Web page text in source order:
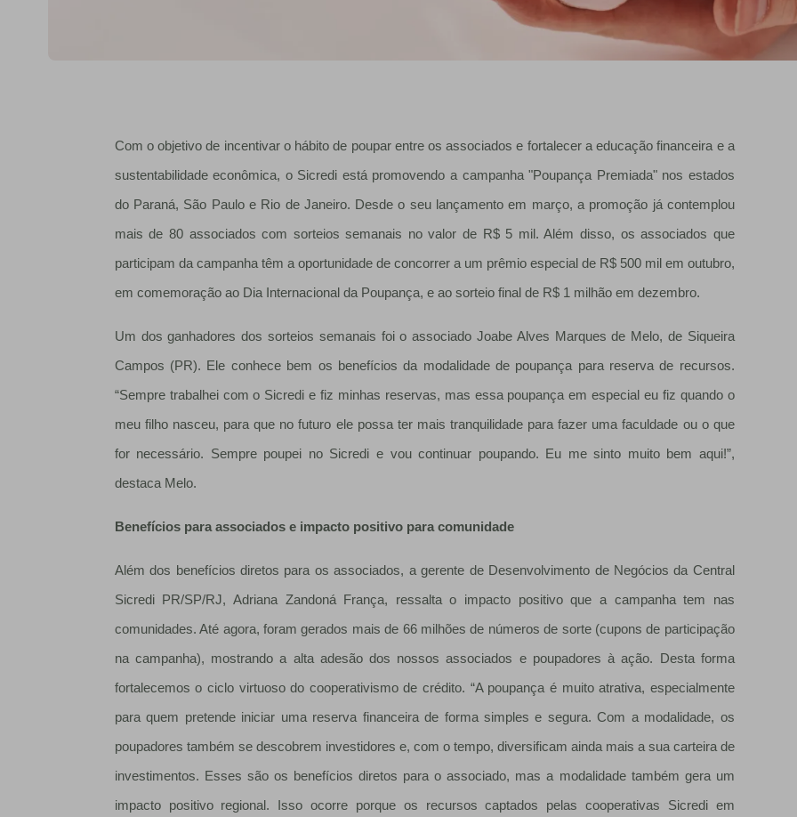
Com o objetivo de incentivar o hábito de poupar entre os associados e fortalecer a educação financeira e a
sustentabilidade econômica, o Sicredi está promovendo a campanha "Poupança Premiada" nos estados
do Paraná, São Paulo e Rio de Janeiro. Desde o seu lançamento em março, a promoção já contemplou
mais de 80 associados com sorteios semanais no valor de R$ 5 mil. Além disso, os associados que
participam da campanha têm a oportunidade de concorrer a um prêmio especial de R$ 500 mil em outubro,
em comemoração ao Dia Internacional da Poupança, e ao sorteio final de R$ 1 milhão em dezembro.
Um dos ganhadores dos sorteios semanais foi o associado Joabe Alves Marques de Melo, de Siqueira
Campos (PR). Ele conhece bem os benefícios da modalidade de poupança para reserva de recursos.
“Sempre trabalhei com o Sicredi e fiz minhas reservas, mas essa poupança em especial eu fiz quando o
meu filho nasceu, para que no futuro ele possa ter mais tranquilidade para fazer uma faculdade ou o que
for necessário. Sempre poupei no Sicredi e vou continuar poupando. Eu me sinto muito bem aqui!”,
destaca Melo.
Benefícios para associados e impacto positivo para comunidade
Além dos benefícios diretos para os associados, a gerente de Desenvolvimento de Negócios da Central
Sicredi PR/SP/RJ, Adriana Zandoná França, ressalta o impacto positivo que a campanha tem nas
comunidades. Até agora, foram gerados mais de 66 milhões de números de sorte (cupons de participação
na campanha), mostrando a alta adesão dos nossos associados e poupadores à ação. Desta forma
fortalecemos o ciclo virtuoso do cooperativismo de crédito. “A poupança é muito atrativa, especialmente
para quem pretende iniciar uma reserva financeira de forma simples e segura. Com a modalidade, os
poupadores também se descobrem investidores e, com o tempo, diversificam ainda mais a sua carteira de
investimentos. Esses são os benefícios diretos para o associado, mas a modalidade também gera um
impacto positivo regional. Isso ocorre porque os recursos captados pelas cooperativas Sicredi em